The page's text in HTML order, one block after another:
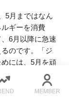
5月まではなん
ギーを消費
6月以降に急速
のです。「ジ
には、5月を頑
スを守りなが
ジしておくこと
MEMBER